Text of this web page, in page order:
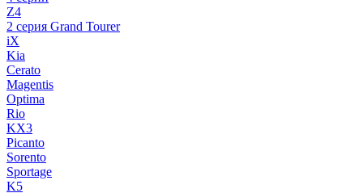
Z4
2 серия Grand Tourer
iX
Kia
Cerato
Magentis
Optima
Rio
KX3
Picanto
Sorento
Sportage
K5